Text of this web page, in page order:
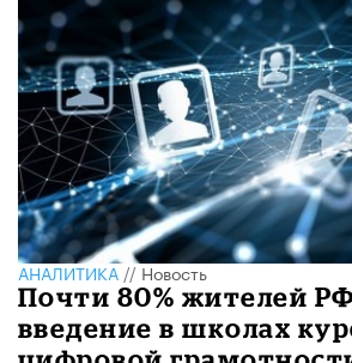
АНАЛИТИКА//Новость
Почти 80% жителей
введение в школах